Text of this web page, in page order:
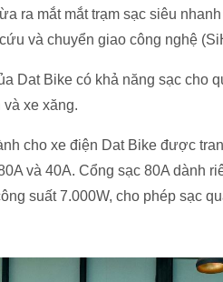
ra mắt mắt trạm sạc siêu
và chuyển giao công nghệ
Dat Bike có khả năng sạc cho
xe xăng.
cho xe điện Dat Bike được
và 40A. Cổng sạc 80A dành
suất 7.000W, cho phép sạc